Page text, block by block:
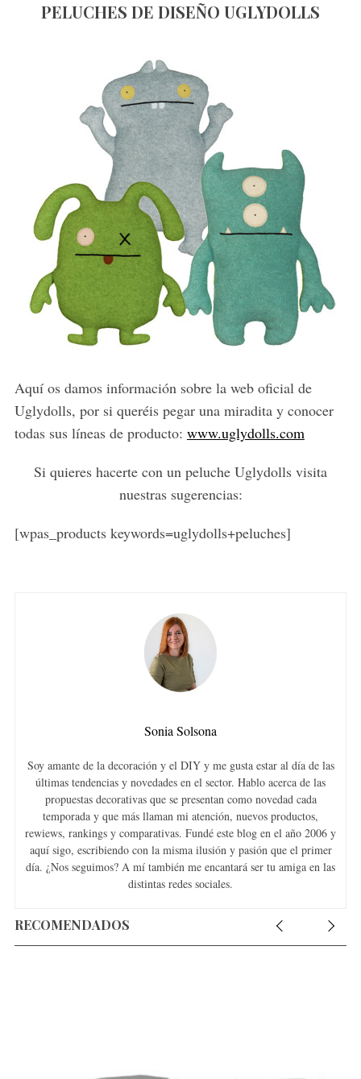
PELUCHES DE DISEÑO UGLYDOLLS
Aquí os damos información sobre la web oficial de
Uglydolls, por si queréis pegar una miradita y conocer
todas sus líneas de producto: www.uglydolls.com
Si quieres hacerte con un peluche Uglydolls visita
nuestras sugerencias:
[wpas_products keywords=uglydolls+peluches]
Sonia Solsona
Soy amante de la decoración y el DIY y me gusta estar al día de las
últimas tendencias y novedades en el sector. Hablo acerca de las
propuestas decorativas que se presentan como novedad cada
temporada y que más llaman mi atención, nuevos productos,
rewiews, rankings y comparativas. Fundé este blog en el año 2006 y
aquí sigo, escribiendo con la misma ilusión y pasión que el primer
día. ¿Nos seguimos? A mí también me encantará ser tu amiga en las
distintas redes sociales.
RECOMENDADOS